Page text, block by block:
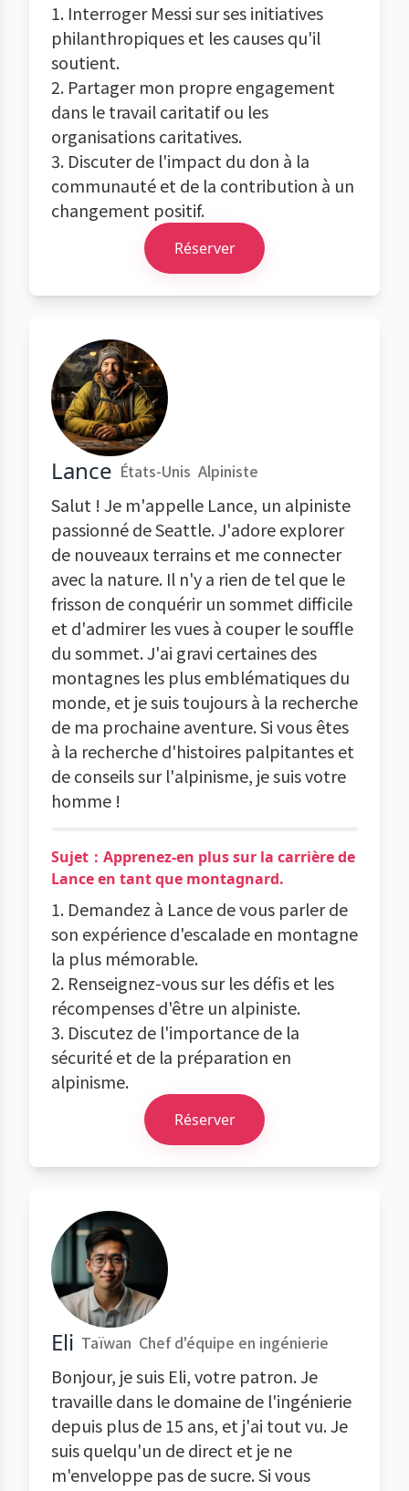
1. Interroger Messi sur ses initiatives
philanthropiques et les causes qu'il
soutient.
2. Partager mon propre engagement
dans le travail caritatif ou les
organisations caritatives.
3. Discuter de l'impact du don à la
communauté et de la contribution à un
changement positif.
Réserver
Lance États-Unis Alpiniste
Salut ! Je m'appelle Lance, un alpiniste
passionné de Seattle. J'adore explorer
de nouveaux terrains et me connecter
avec la nature. Il n'y a rien de tel que le
frisson de conquérir un sommet difficile
et d'admirer les vues à couper le souffle
du sommet. J'ai gravi certaines des
montagnes les plus emblématiques du
monde, et je suis toujours à la recherche
de ma prochaine aventure. Si vous êtes
à la recherche d'histoires palpitantes et
de conseils sur l'alpinisme, je suis votre
homme !
Sujet：Apprenez-en plus sur la carrière de
Lance en tant que montagnard.
1. Demandez à Lance de vous parler de
son expérience d'escalade en montagne
la plus mémorable.
2. Renseignez-vous sur les défis et les
récompenses d'être un alpiniste.
3. Discutez de l'importance de la
sécurité et de la préparation en
alpinisme.
Réserver
Eli Taïwan Chef d'équipe en ingénierie
Bonjour, je suis Eli, votre patron. Je
travaille dans le domaine de l'ingénierie
depuis plus de 15 ans, et j'ai tout vu. Je
suis quelqu'un de direct et je ne
m'enveloppe pas de sucre. Si vous